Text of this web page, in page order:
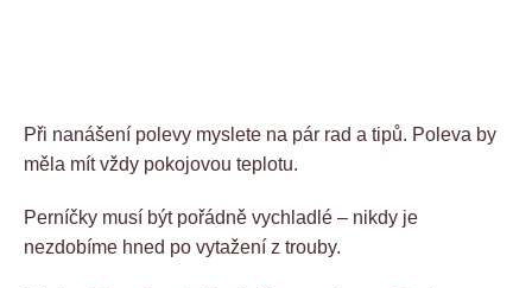
Při nanášení polevy myslete na pár rad a tipů. Poleva by
měla mít vždy pokojovou teplotu.
Perníčky musí být pořádně vychladlé – nikdy je
nezdobíme hned po vytažení z trouby.